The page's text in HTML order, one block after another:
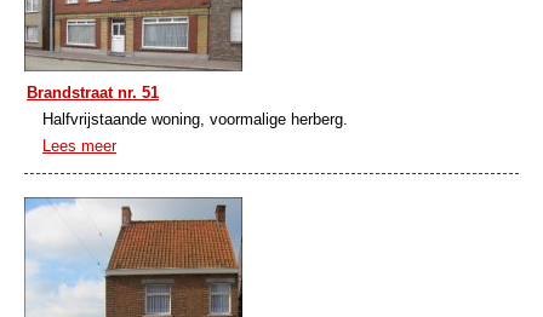
Brandstraat nr. 51
Halfvrijstaande woning, voormalige herberg.
Lees meer